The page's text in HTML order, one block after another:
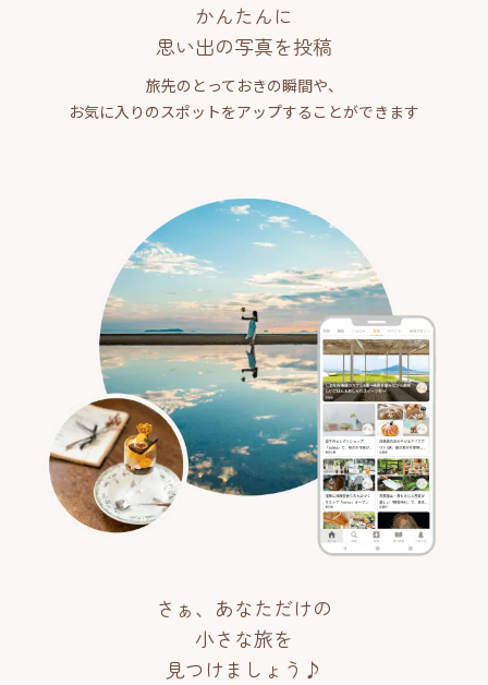
かんたんに
思い出の写真を投稿
旅先のとっておきの瞬間や、
お気に入りのスポットをアップすることができます
さぁ、あなただけの
小さな旅を
見つけましょう♪